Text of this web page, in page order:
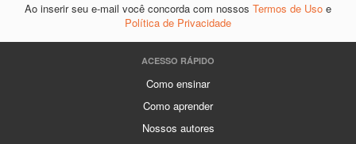
Ao inserir seu e-mail você concorda com nossos Termos de Uso e
Política de Privacidade
ACESSO RÁPIDO
Como ensinar
Como aprender
Nossos autores